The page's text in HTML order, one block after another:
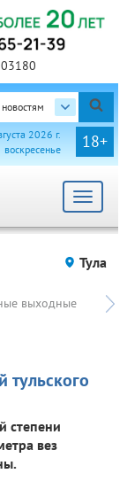
новостям
18+
2026 г.
воскресенье
Toggle
Тула
выходные
тульского
степени
вез